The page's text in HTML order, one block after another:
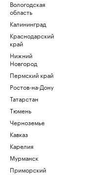
Вологодская
область
Калининград
Краснодарский
край
Нижний
Новгород
Пермский край
Ростов-на-Дону
Татарстан
Тюмень
Черноземье
Кавказ
Карелия
Мурманск
Приморский